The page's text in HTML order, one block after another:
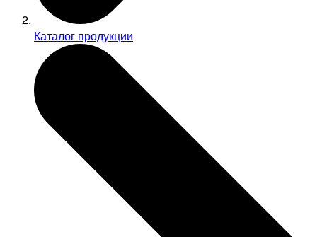
Каталог продукции